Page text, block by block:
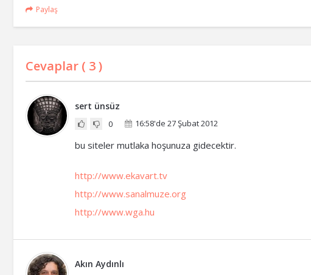
Paylaş
Cevaplar ( 3)
sert ünsüz
0 16:58'de 27 Şubat 2012
bu siteler mutlaka hoşunuza gidecektir.
http://www.ekavart.tv
http://www.sanalmuze.org
http://www.wga.hu
Akın Aydınlı